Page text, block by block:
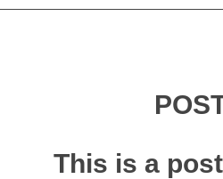
This is a